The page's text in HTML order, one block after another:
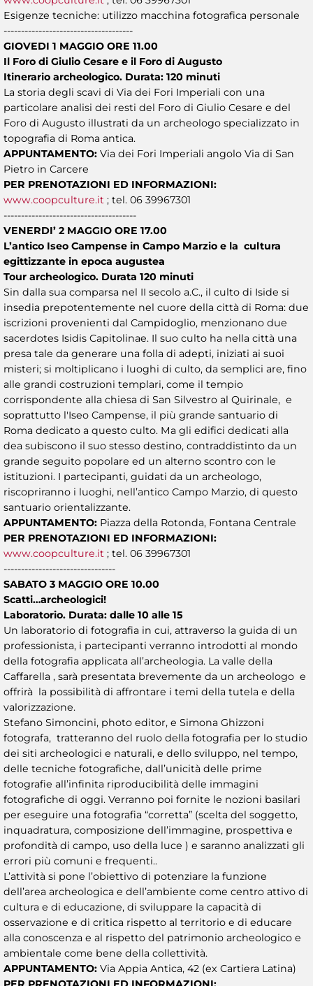
Esigenze tecniche: utilizzo macchina fotografica personale
-------------------------------------
GIOVEDI 1 MAGGIO ORE 11.00
Il Foro di Giulio Cesare e il Foro di Augusto
Itinerario archeologico. Durata: 120 minuti
La storia degli scavi di Via dei Fori Imperiali con una
particolare analisi dei resti del Foro di Giulio Cesare e del
Foro di Augusto illustrati da un archeologo specializzato in
topografia di Roma antica.
APPUNTAMENTO: Via dei Fori Imperiali angolo Via di San
Pietro in Carcere
PER PRENOTAZIONI ED INFORMAZIONI:
www.coopculture.it ; tel. 06 39967301
--------------------------------------
VENERDI’ 2 MAGGIO ORE 17.00
L’antico Iseo Campense in Campo Marzio e la cultura
egittizzante in epoca augustea
Tour archeologico. Durata 120 minuti
Sin dalla sua comparsa nel II secolo a.C., il culto di Iside si
insedia prepotentemente nel cuore della città di Roma: due
iscrizioni provenienti dal Campidoglio, menzionano due
sacerdotes Isidis Capitolinae. Il suo culto ha nella città una
presa tale da generare una folla di adepti, iniziati ai suoi
misteri; si moltiplicano i luoghi di culto, da semplici are, fino
alle grandi costruzioni templari, come il tempio
corrispondente alla chiesa di San Silvestro al Quirinale, e
soprattutto l'Iseo Campense, il più grande santuario di
Roma dedicato a questo culto. Ma gli edifici dedicati alla
dea subiscono il suo stesso destino, contraddistinto da un
grande seguito popolare ed un alterno scontro con le
istituzioni. I partecipanti, guidati da un archeologo,
riscopriranno i luoghi, nell’antico Campo Marzio, di questo
santuario orientalizzante.
APPUNTAMENTO: Piazza della Rotonda, Fontana Centrale
PER PRENOTAZIONI ED INFORMAZIONI:
www.coopculture.it ; tel. 06 39967301
--------------------------------
SABATO 3 MAGGIO ORE 10.00
Scatti…archeologici!
Laboratorio. Durata: dalle 10 alle 15
Un laboratorio di fotografia in cui, attraverso la guida di un
professionista, i partecipanti verranno introdotti al mondo
della fotografia applicata all’archeologia. La valle della
Caffarella , sarà presentata brevemente da un archeologo e
offrirà la possibilità di affrontare i temi della tutela e della
valorizzazione.
Stefano Simoncini, photo editor, e Simona Ghizzoni
fotografa, tratteranno del ruolo della fotografia per lo studio
dei siti archeologici e naturali, e dello sviluppo, nel tempo,
delle tecniche fotografiche, dall’unicità delle prime
fotografie all’infinita riproducibilità delle immagini
fotografiche di oggi. Verranno poi fornite le nozioni basilari
per eseguire una fotografia “corretta” (scelta del soggetto,
inquadratura, composizione dell’immagine, prospettiva e
profondità di campo, uso della luce ) e saranno analizzati gli
errori più comuni e frequenti..
L’attività si pone l’obiettivo di potenziare la funzione
dell’area archeologica e dell’ambiente come centro attivo di
cultura e di educazione, di sviluppare la capacità di
osservazione e di critica rispetto al territorio e di educare
alla conoscenza e al rispetto del patrimonio archeologico e
ambientale come bene della collettività.
APPUNTAMENTO: Via Appia Antica, 42 (ex Cartiera Latina)